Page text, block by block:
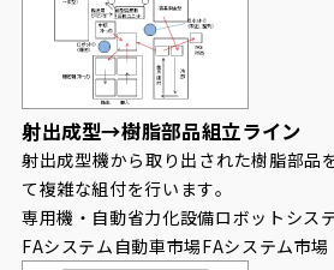
射出成型→樹脂部品組立ライン
射出成型機から取り出された樹脂部品
て複雑な組付を行います。
専用機・自動省力化設備ロボットシス
FAシステム 自動車市場FAシステム市場